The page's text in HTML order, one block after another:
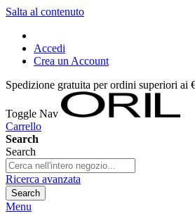
Salta al contenuto
Accedi
Crea un Account
Spedizione gratuita per ordini superiori ai
Toggle Nav
Carrello
Search
Search
Ricerca avanzata
Search
Menu